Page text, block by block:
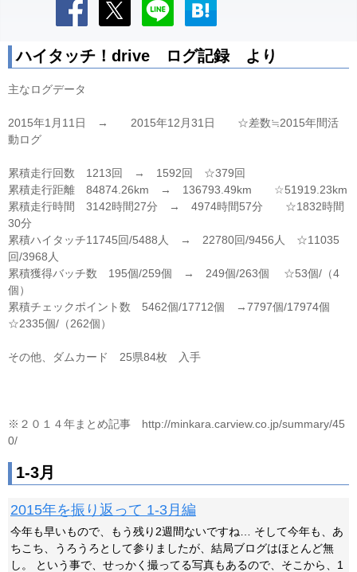
ハイタッチ！drive ログ記録 より
主なログデータ
2015年1月11日 → 2015年12月31日 ☆差数≒2015年間活
動ログ
累積走行回数 1213回 → 1592回 ☆379回
累積走行距離 84874.26km → 136793.49km ☆51919.23km
累積走行時間 3142時間27分 → 4974時間57分 ☆1832時間
30分
累積ハイタッチ11745回/5488人 → 22780回/9456人 ☆11035
回/3968人
累積獲得バッチ数 195個/259個 → 249個/263個 ☆53個/（4
個）
累積チェックポイント数 5462個/17712個 →7797個/17974個
☆2335個/（262個）
その他、ダムカード 25県84枚 入手
※２０１４年まとめ記事 http://minkara.carview.co.jp/summary/45
0/
1-3月
2015年を振り返って 1-3月編
今年も早いもので、もう残り2週間ないですね… そして今年も、あ
ちこち、うろうろとして参りましたが、結局ブログはほとんど無
し。 という事で、せっかく撮ってる写真もあるので、そこから、1